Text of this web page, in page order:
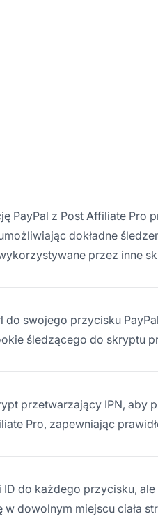
PayPal z Post Affiliate Pro
dokładne
przez inne
do swojego przycisku
śledzącego do skryptu
przetwarzający IPN, aby
Pro, zapewniając
do każdego przycisku,
dowolnym miejscu ciała